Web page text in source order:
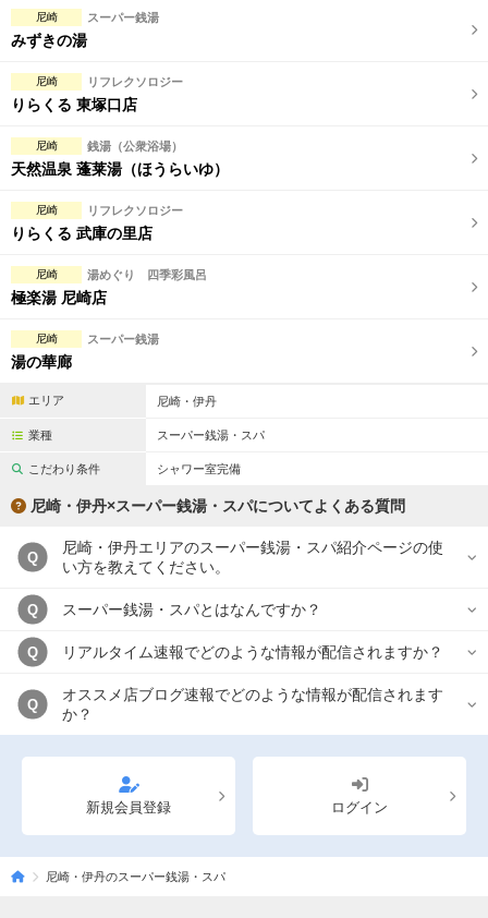
尼崎 スーパー銭湯
みずきの湯
尼崎 リフレクソロジー
りらくる 東塚口店
尼崎 銭湯（公衆浴場）
天然温泉 蓬莱湯（ほうらいゆ）
尼崎 リフレクソロジー
りらくる 武庫の里店
尼崎 湯めぐり 四季彩風呂
極楽湯 尼崎店
尼崎 スーパー銭湯
湯の華廊
エリア 尼崎・伊丹
業種 スーパー銭湯・スパ
こだわり条件 シャワー室完備
尼崎・伊丹×スーパー銭湯・スパについてよくある質問
Q
尼崎・伊丹エリアのスーパー銭湯・スパ紹介ページの使
い方を教えてください。
Q スーパー銭湯・スパとはなんですか？
Q リアルタイム速報でどのような情報が配信されますか？
Q
オススメ店ブログ速報でどのような情報が配信されます
か？
新規会員登録 ログイン
尼崎・伊丹のスーパー銭湯・スパ